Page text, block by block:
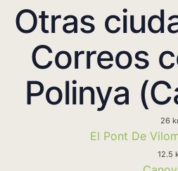
Otras
Correos
Polinya
26
El Pont De
12.5